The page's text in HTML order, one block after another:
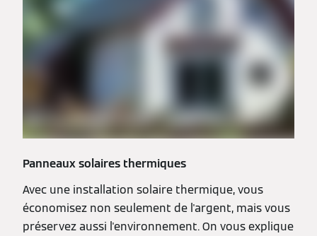
Panneaux solaires thermiques
Avec une installation solaire thermique, vous
économisez non seulement de l'argent, mais vous
préservez aussi l'environnement. On vous explique